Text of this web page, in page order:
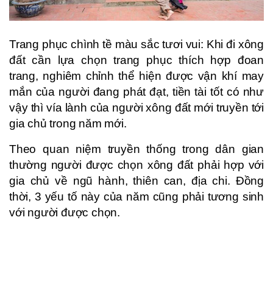
Trang phục chình tề màu sắc tươi vui: Khi đi xông
đất cần lựa chọn trang phục thích hợp đoan
trang, nghiêm chỉnh thể hiện được vận khí may
mắn của người đang phát đạt, tiền tài tốt có như
vậy thì vía lành của người xông đất mới truyền tới
gia chủ trong năm mới.
Theo quan niệm truyền thống trong dân gian
thường người được chọn xông đất phải hợp với
gia chủ về ngũ hành, thiên can, địa chi. Đồng
thời, 3 yếu tố này của năm cũng phải tương sinh
với người được chọn.